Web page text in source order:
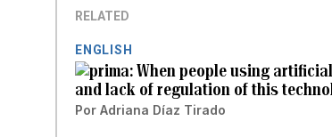
RELATED
ENGLISH
When people using
and lack of regulation of this
Por Adriana Díaz Tirado